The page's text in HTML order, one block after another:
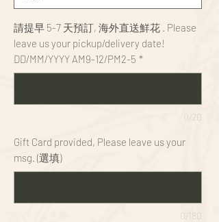
請提早 5-7 天預訂, 海外直送鮮花 . Please
leave us your pickup/delivery date!
DD/MM/YYYY AM9-12/PM2-5 *
0/20
Gift Card provided, Please leave us your
msg. (選填)
0/180